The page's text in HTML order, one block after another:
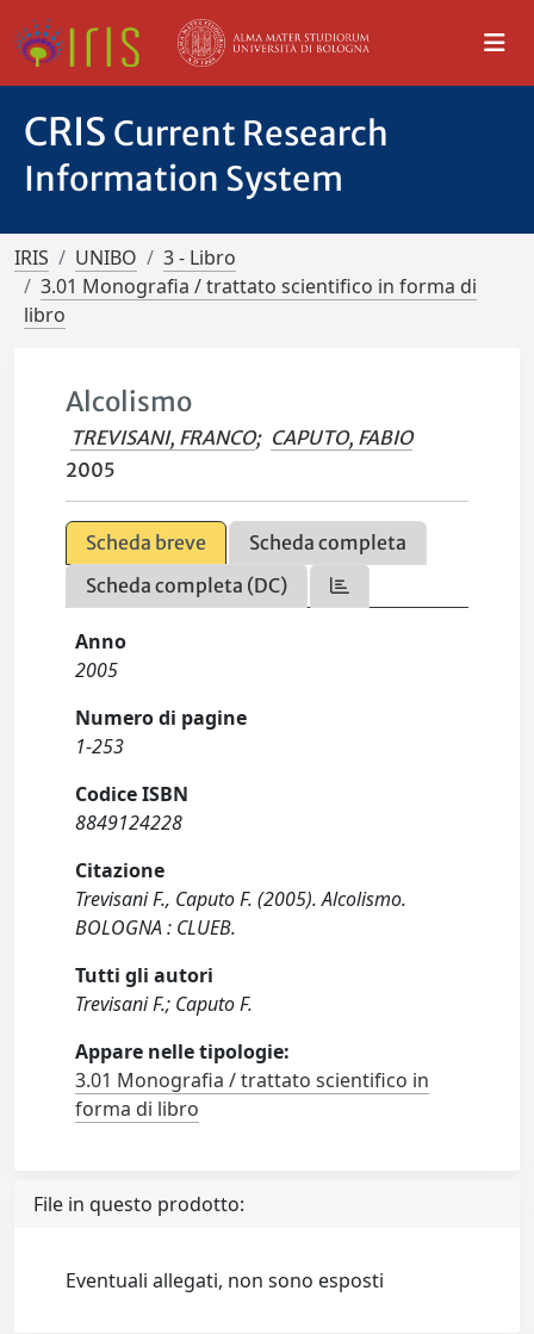
CRIS Current Research
Information System
IRIS UNIBO
3 - Libro
3.01 Monografia / trattato scientifico in forma di
libro
Alcolismo
TREVISANI, FRANCO; CAPUTO, FABIO
2005
Scheda breve
Scheda completa
Scheda completa (DC)
Anno
2005
Numero di pagine
1-253
Codice ISBN
8849124228
Citazione
Trevisani F., Caputo F. (2005). Alcolismo.
BOLOGNA : CLUEB.
Tutti gli autori
Trevisani F.; Caputo F.
Appare nelle tipologie:
3.01 Monografia / trattato scientifico in
forma di libro
File in questo prodotto:
Eventuali allegati, non sono esposti